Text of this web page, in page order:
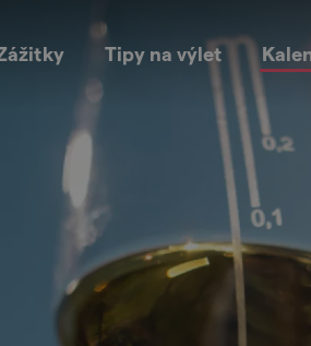
Tipy na výlet